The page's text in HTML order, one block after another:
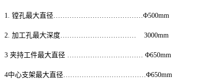
1. 镗孔最大直径…………………………………Φ500mm
2. 加工孔最大深度…………………………… 3000mm
3 夹持工件最大直径 …………………………… Φ650mm
4中心支架最大直径………………………………Φ650mm